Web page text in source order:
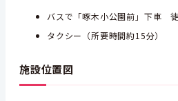
バスで「啄木小公園前」下車
タクシー（所要時間約15分）
施設位置図